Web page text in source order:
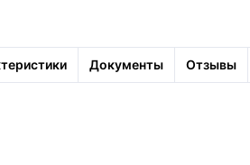
Документы Отзывы